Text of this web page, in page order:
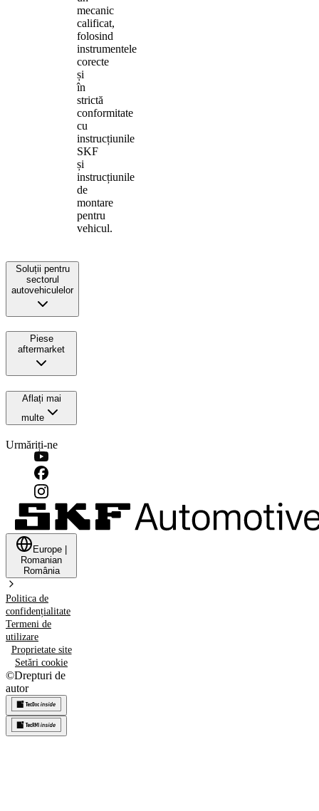
mecanic
calificat,
folosind
instrumentele
corecte
și
în
strictă
conformitate
cu
instrucțiunile
SKF
și
instrucțiunile
de
montare
pentru
vehicul.
Soluții pentru
sectorul
autovehiculelor
Piese
aftermarket
Aflați mai
multe
Urmăriți-ne
Europe
Romanian
România
Politica de
confidențialitate
Termeni de
utilizare
Proprietate site
Setări cookie
©Drepturi de
autor